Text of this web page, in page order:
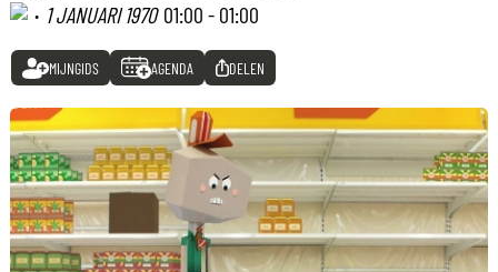
· 1 JANUARI 1970 01:00 - 01:00
MIJNGIDS AGENDA DELEN